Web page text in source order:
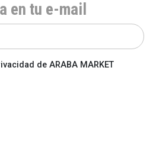
en tu e-mail
de ARABA MARKET